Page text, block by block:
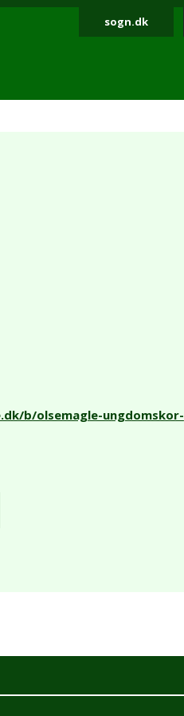
sogn.dk
b/olsemagle-ungdomskor-